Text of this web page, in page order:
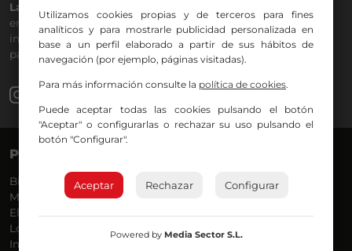
La Gran Familia
emisora de Bilbao para todos los públicos, con Más Música,
información a menos cinco, deportes, tráfico y la
participación de los oyentes.
PROGRAMAS
Bilbosport
Más Música
El Madrugador
Lo Más Nuevo
Informativos
Agurtzane
Eduardo
Utilizamos cookies propias y de terceros para fines
analíticos y para mostrarle publicidad personalizada en
base a un perfil elaborado a partir de sus hábitos de
navegación (por ejemplo, páginas visitadas).
Para más información consulte la política de cookies.
Puede aceptar todas las cookies pulsando el botón
"Aceptar" o configurarlas o rechazar su uso pulsando el
botón "Configurar".
Aceptar Rechazar Configurar
Powered by Media Sector S.L.